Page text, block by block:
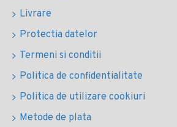
Livrare
Protectia datelor
Termeni si conditii
Politica de confidentialitate
Politica de utilizare cookiuri
Metode de plata